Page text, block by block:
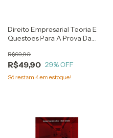
Direito Empresarial Teoria E
Questoes Para A Prova Da
Direito - Giovani Magalhães -
Coordenador: Gleibe Pretti
R$49,90
R$69,90
29% OFF
Só restam 4em estoque!